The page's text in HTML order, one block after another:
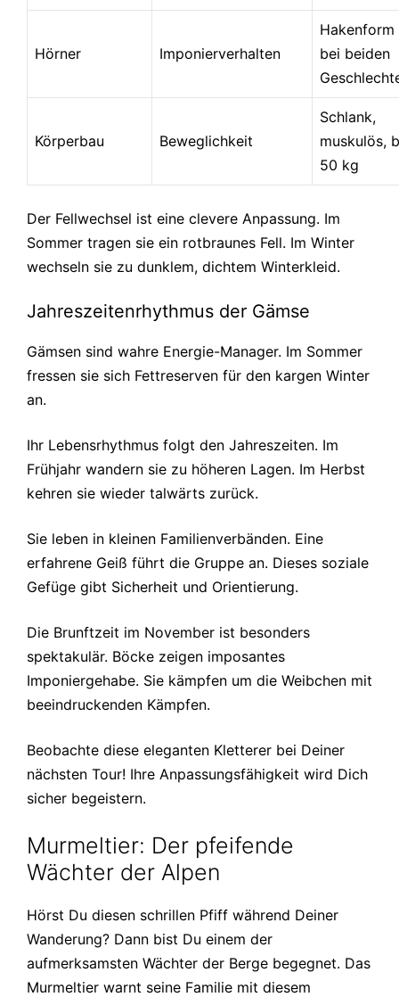
Hörner Imponierverhalten
Hakenform
bei beiden
Körperbau Beweglichkeit
Schlank,
muskulös,
50 kg
Der Fellwechsel ist eine clevere Anpassung. Im
Sommer tragen sie ein rotbraunes Fell. Im Winter
wechseln sie zu dunklem, dichtem Winterkleid.
Jahreszeitenrhythmus der Gämse
Gämsen sind wahre Energie-Manager. Im Sommer
fressen sie sich Fettreserven für den kargen Winter
an.
Ihr Lebensrhythmus folgt den Jahreszeiten. Im
Frühjahr wandern sie zu höheren Lagen. Im Herbst
kehren sie wieder talwärts zurück.
Sie leben in kleinen Familienverbänden. Eine
erfahrene Geiß führt die Gruppe an. Dieses soziale
Gefüge gibt Sicherheit und Orientierung.
Die Brunftzeit im November ist besonders
spektakulär. Böcke zeigen imposantes
Imponiergehabe. Sie kämpfen um die Weibchen mit
beeindruckenden Kämpfen.
Beobachte diese eleganten Kletterer bei Deiner
nächsten Tour! Ihre Anpassungsfähigkeit wird Dich
sicher begeistern.
Murmeltier: Der pfeifende
Wächter der Alpen
Hörst Du diesen schrillen Pfiff während Deiner
Wanderung? Dann bist Du einem der
aufmerksamsten Wächter der Berge begegnet. Das
Murmeltier warnt seine Familie mit diesem